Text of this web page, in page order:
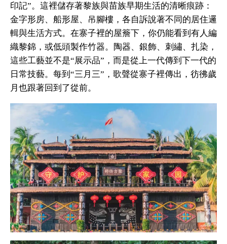
印記”。這裡儲存著黎族與苗族早期生活的清晰痕跡：
金字形房、船形屋、吊腳樓，各自訴說著不同的居住邏
輯與生活方式。在寨子裡的屋簷下，你仍能看到有人編
織黎錦，或低頭製作竹器。陶器、銀飾、刺繡、扎染，
這些工藝並不是“展示品”，而是從上一代傳到下一代的
日常技藝。每到“三月三”，歌聲從寨子裡傳出，彷彿歲
月也跟著回到了從前。